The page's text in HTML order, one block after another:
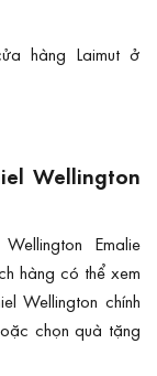
hàng Laimut ở
Wellington
Emalie
hàng có thể xem
Wellington chính
chọn quà tặng